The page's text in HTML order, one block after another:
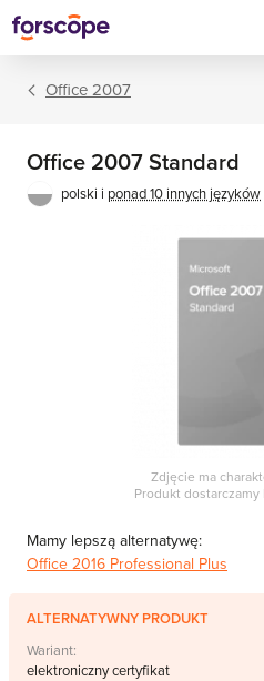
Office 2007
Office 2007 Standard
polski i ponad 10 innych języków
Zdjęcie ma
Produkt dostarczamy
Mamy lepszą alternatywę:
Office 2016 Professional Plus
ALTERNATYWNY PRODUKT
Wariant:
elektroniczny certyfikat